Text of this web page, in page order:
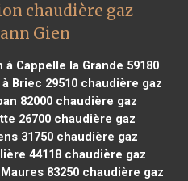
chaudière gaz
Gien
Cappelle la Grande 59180
Briec 29510 chaudière gaz
82000chaudière gaz
26700chaudière gaz
31750 chaudière gaz
44118 chaudière gaz
83250 chaudière gaz